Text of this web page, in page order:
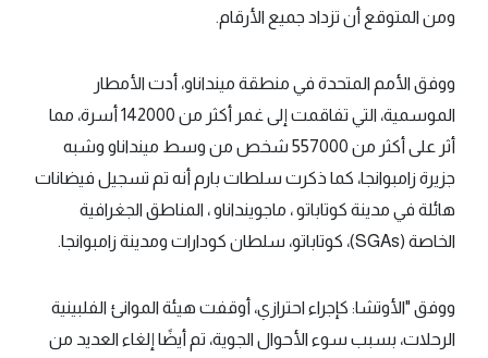
ومن المتوقع أن تزداد جميع الأرقام.
ووفق الأمم المتحدة في منطقة مينداناو، أدت الأمطار
الموسمية، التي تفاقمت إلى غمر أكثر من 142000 أسرة، مما
أثر على أكثر من 557000 شخص من وسط مينداناو وشبه
جزيرة زامبوانجا، كما ذكرت سلطات بارم أنه تم تسجيل فيضانات
هائلة في مدينة كوتاباتو ، ماجوينداناو ، المناطق الجغرافية
الخاصة (SGAs)، كوتاباتو، سلطان كودارات ومدينة زامبوانجا.
ووفق "الأوتشا: كإجراء احترازي، أوقفت هيئة الموانئ الفلبينية
الرحلات، بسبب سوء الأحوال الجوية، تم أيضًا إلغاء العديد من